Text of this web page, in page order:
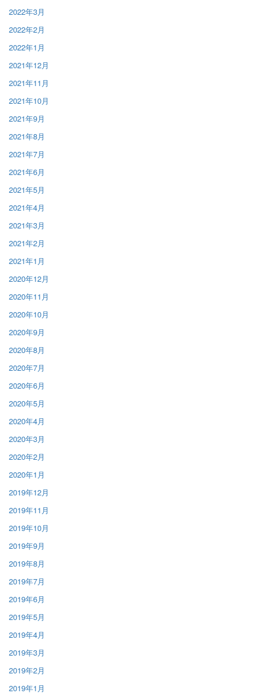
2022年3月
2022年2月
2022年1月
2021年12月
2021年11月
2021年10月
2021年9月
2021年8月
2021年7月
2021年6月
2021年5月
2021年4月
2021年3月
2021年2月
2021年1月
2020年12月
2020年11月
2020年10月
2020年9月
2020年8月
2020年7月
2020年6月
2020年5月
2020年4月
2020年3月
2020年2月
2020年1月
2019年12月
2019年11月
2019年10月
2019年9月
2019年8月
2019年7月
2019年6月
2019年5月
2019年4月
2019年3月
2019年2月
2019年1月